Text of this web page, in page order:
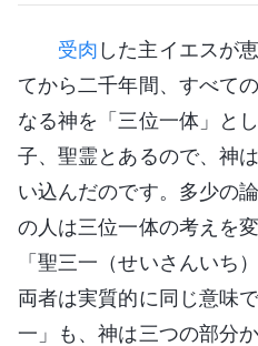
受肉 した主イエスが
てから二千年間、すべて
なる神を「三位一体」と
子、聖霊とあるので、神
い込んだのです。多少の
の人は三位一体の考えを
「聖三一（せいさんいち
両者は実質的に同じ意味
一」も、神は三つの部分